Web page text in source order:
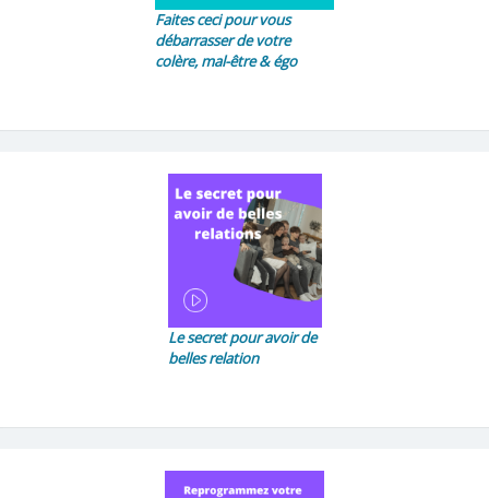
Faites ceci pour vous
débarrasser de votre
colère, mal-être & égo
Le secret pour avoir de
belles relation